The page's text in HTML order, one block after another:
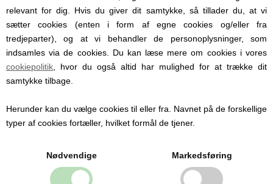
relevant for dig. Hvis du giver dit samtykke, så tillader du, at vi
sætter cookies (enten i form af egne cookies og/eller fra
tredjeparter), og at vi behandler de personoplysninger, som
indsamles via de cookies. Du kan læse mere om cookies i vores
cookiepolitik , hvor du også altid har mulighed for at trække dit
samtykke tilbage.
Herunder kan du vælge cookies til eller fra. Navnet på de forskellige
typer af cookies fortæller, hvilket formål de tjener.
Nødvendige Markedsføring